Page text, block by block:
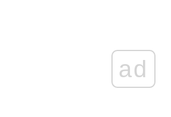
ad